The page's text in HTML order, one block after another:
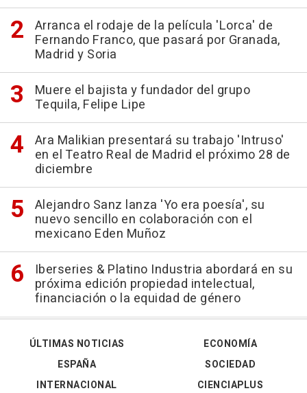
Arranca el rodaje de la película 'Lorca' de
Fernando Franco, que pasará por Granada,
Madrid y Soria
Muere el bajista y fundador del grupo
Tequila, Felipe Lipe
Ara Malikian presentará su trabajo 'Intruso'
en el Teatro Real de Madrid el próximo 28 de
diciembre
Alejandro Sanz lanza 'Yo era poesía', su
nuevo sencillo en colaboración con el
mexicano Eden Muñoz
Iberseries & Platino Industria abordará en su
próxima edición propiedad intelectual,
financiación o la equidad de género
ÚLTIMAS NOTICIAS
ESPAÑA
INTERNACIONAL
ECONOMÍA
SOCIEDAD
CIENCIAPLUS